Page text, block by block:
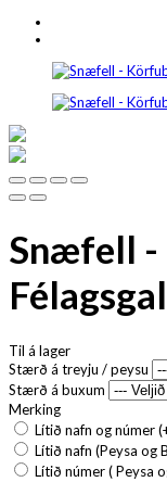
Snæfell
Til á lager
Stærð á treyju / peysu
Stærð á buxum
Merking
Lítið nafn og númer
Lítið nafn (Peysa og
Lítið númer ( Peysa